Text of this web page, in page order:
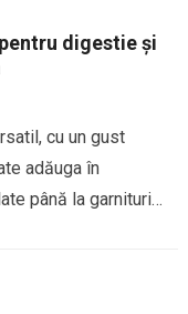
digestie și
cu un gust
adăuga în
până la garnituri…